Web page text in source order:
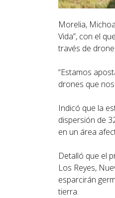
Morelia,
Vida”, con el
través de
“Estamos
drones que
Indicó que la
dispersión de
en un área
Detalló que el
Los Reyes,
esparcirán
tierra.